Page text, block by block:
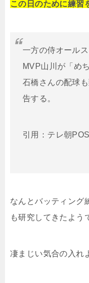
この日のために練習
一方の侍オール
MVP山川が「め
石橋さんの配球
告する。
引用：テレ朝
なんとバッティング
も研究してきたよう
凄まじい気合の入れ